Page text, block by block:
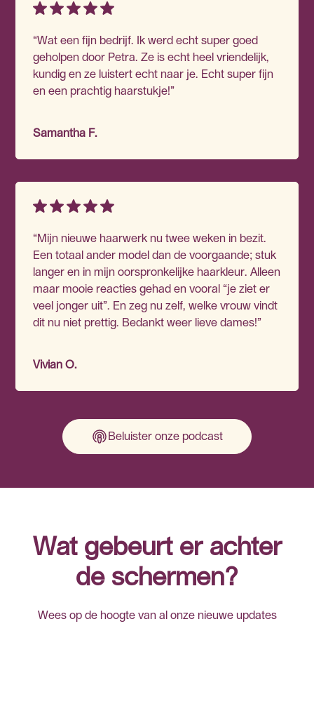
“Wat een fijn bedrijf. Ik werd echt super goed
geholpen door Petra. Ze is echt heel vriendelijk,
kundig en ze luistert echt naar je. Echt super fijn
en een prachtig haarstukje!”
Samantha F.
“Mijn nieuwe haarwerk nu twee weken in bezit.
Een totaal ander model dan de voorgaande; stuk
langer en in mijn oorspronkelijke haarkleur. Alleen
maar mooie reacties gehad en vooral “je ziet er
veel jonger uit”. En zeg nu zelf, welke vrouw vindt
dit nu niet prettig. Bedankt weer lieve dames!”
Vivian O.
Beluister onze podcast
Wat gebeurt er achter
de schermen?
Wees op de hoogte van al onze nieuwe updates